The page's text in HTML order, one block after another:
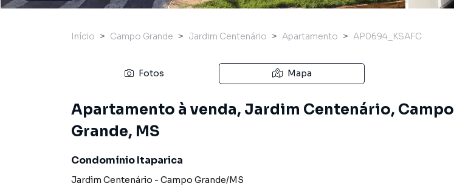
Início Campo Grande Jardim Centenário Apartamento AP0694_KSAFC
Fotos Mapa
Apartamento à venda, Jardim Centenário, Campo
Grande, MS
Condomínio Itaparica
Jardim Centenário - Campo Grande/MS